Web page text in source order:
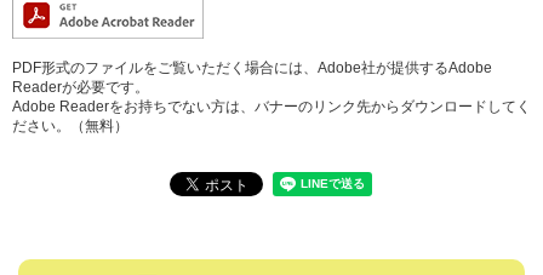
PDF形式のファイルをご覧いただく場合には、Adobe社が提供するAdobe
Readerが必要です。
Adobe Readerをお持ちでない方は、バナーのリンク先からダウンロードしてく
ださい。（無料）